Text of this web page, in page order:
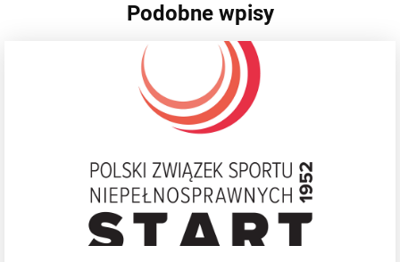
Podobne wpisy